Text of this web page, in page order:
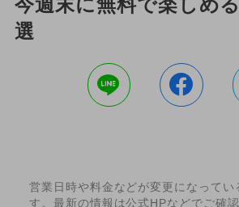
選
営業日時や料金などが変更になってい
す。最新の情報は公式HPなどでご確認